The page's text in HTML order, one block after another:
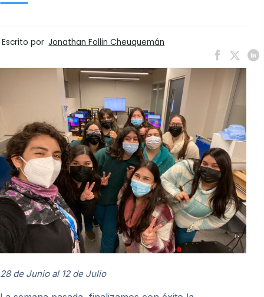
Escrito por Jonathan Follin Cheuquemán
28 de Junio al 12 de Julio